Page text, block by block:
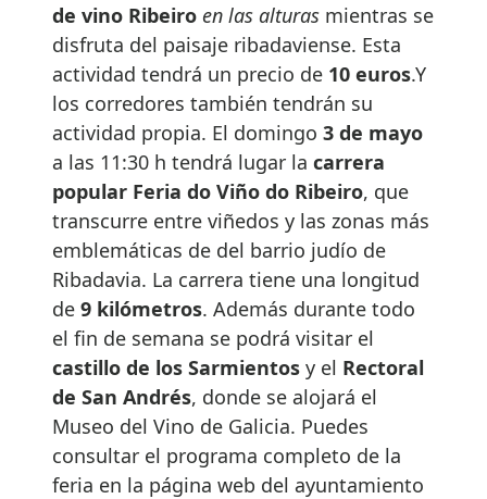
de vino Ribeiro en las alturas mientras se
disfruta del paisaje ribadaviense. Esta
actividad tendrá un precio de 10 euros.Y
los corredores también tendrán su
actividad propia. El domingo 3 de mayo
a las 11:30 h tendrá lugar la carrera
popular Feria do Viño do Ribeiro, que
transcurre entre viñedos y las zonas más
emblemáticas de del barrio judío de
Ribadavia. La carrera tiene una longitud
de 9 kilómetros. Además durante todo
el fin de semana se podrá visitar el
castillo de los Sarmientos y el Rectoral
de San Andrés, donde se alojará el
Museo del Vino de Galicia. Puedes
consultar el programa completo de la
feria en la página web del ayuntamiento